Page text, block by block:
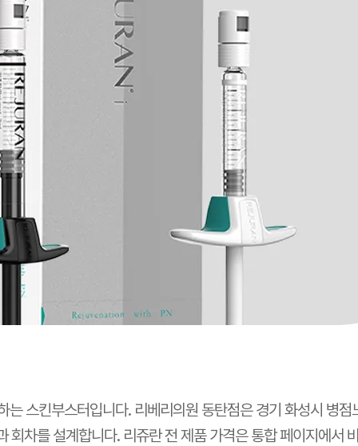
스킨부스터입니다. 리베리의원 동탄점은 경기 화성시 병
회차를 설계합니다. 리쥬란 전 제품 가격은 통합 페이지에서